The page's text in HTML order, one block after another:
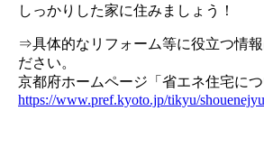
しっかりした家に住みましょう！
⇒具体的なリフォーム等に役立つ情報
ださい。
京都府ホームページ「省エネ住宅につ
https://www.pref.kyoto.jp/tikyu/